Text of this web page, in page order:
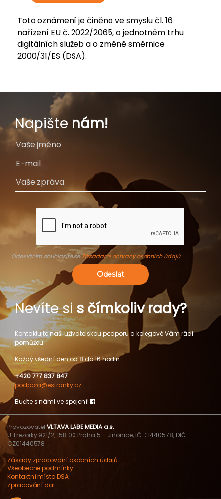
Toto oznámení je činěno ve smyslu čl. 16
nařízení EU č. 2022/2065, o jednotném trhu
digitálních služeb a o změně směrnice
2000/31/ES (DSA).
Napište nám!
Odesláním souhlasíte seZásadami ochrany osobních údajů.
Odeslat
Nevíte si s čímkoliv rady?
Kontaktujte naši uživatelskou podporu a kolegové Vám rádi
pomůžou.
Každý všední den od 8 do 16 hodin.
+420 777 837 847
podpora@estranky.cz
Buďte s námi ve spojení!
Provozovatel VLTAVA LABE MEDIA a.s.
U Trezorky 921/2, 158 00 Praha 5 - Jinonice, IČ: 01440578, DIČ:
CZ01440578
Zásady zpracování osobních údajů
Všeobecné podmínky
Kontaktní místo DSA
Zpracování dat